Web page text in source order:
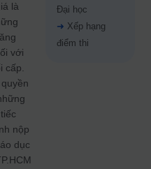
là
với
cấp.
nộp
dục
Đại học
➜ Xếp hạng
điểm thi